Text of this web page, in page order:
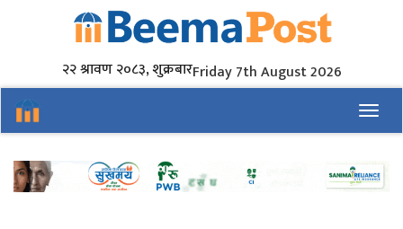
२२ श्रावण २०८३, शुक्रबारFriday 7th August 2026